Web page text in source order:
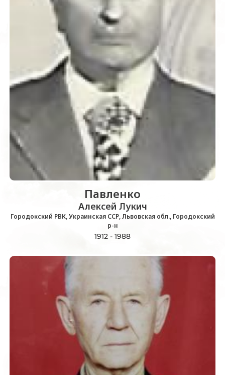
Павленко
Алексей Лукич
Городокский РВК, Украинская ССР, Львовская обл., Городокский
р-н
1912 - 1988